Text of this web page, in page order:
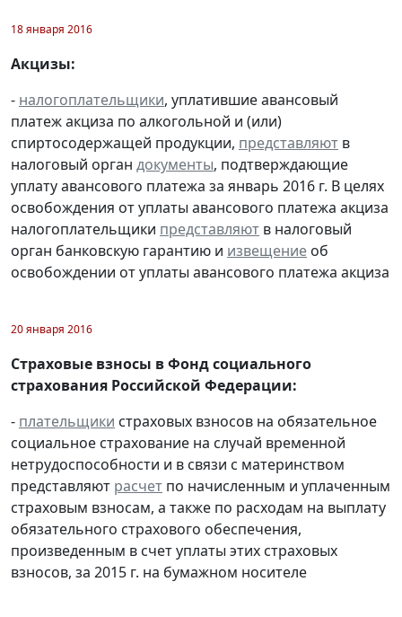
18 января 2016
Акцизы:
- налогоплательщики, уплатившие авансовый
платеж акциза по алкогольной и (или)
спиртосодержащей продукции, представляют в
налоговый орган документы, подтверждающие
уплату авансового платежа за январь 2016 г. В целях
освобождения от уплаты авансового платежа акциза
налогоплательщики представляют в налоговый
орган банковскую гарантию и извещение об
освобождении от уплаты авансового платежа акциза
20 января 2016
Страховые взносы в Фонд социального
страхования Российской Федерации:
- плательщики страховых взносов на обязательное
социальное страхование на случай временной
нетрудоспособности и в связи с материнством
представляют расчет по начисленным и уплаченным
страховым взносам, а также по расходам на выплату
обязательного страхового обеспечения,
произведенным в счет уплаты этих страховых
взносов, за 2015 г. на бумажном носителе